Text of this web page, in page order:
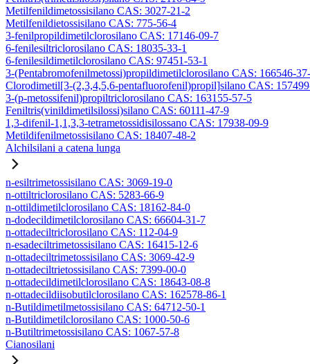
Metilfenildimetossisilano CAS: 3027-21-2
Metilfenildietossisilano CAS: 775-56-4
3-fenilpropildimetilclorosilano CAS: 17146-09-7
6-fenilesiltriclorosilano CAS: 18035-33-1
6-fenilesildimetilclorosilano CAS: 97451-53-1
3-(Pentabromofenilmetossi)propildimetilclorosilano CAS: 166546-
Clorodimetil[3-(2,3,4,5,6-pentafluorofenil)propil]silano CAS:
3-(p-metossifenil)propiltriclorosilano CAS: 163155-57-5
Feniltris(vinildimetilsilossi)silano CAS: 60111-47-9
1,3-difenil-1,1,3,3-tetrametossidisilossano CAS: 17938-09-9
Metildifenilmetossisilano CAS: 18407-48-2
Alchilsilani a catena lunga
n-esiltrimetossisilano CAS: 3069-19-0
n-ottiltriclorosilano CAS: 5283-66-9
n-ottildimetilclorosilano CAS: 18162-84-0
n-dodecildimetilclorosilano CAS: 66604-31-7
n-ottadeciltriclorosilano CAS: 112-04-9
n-esadeciltrimetossisilano CAS: 16415-12-6
n-ottadeciltrimetossisilano CAS: 3069-42-9
n-ottadeciltrietossisilano CAS: 7399-00-0
n-ottadecildimetilclorosilano CAS: 18643-08-8
n-ottadecildiisobutilclorosilano CAS: 162578-86-1
n-Butildimetilmetossisilano CAS: 64712-50-1
n-Butildimetilclorosilano CAS: 1000-50-6
n-Butiltrimetossisilano CAS: 1067-57-8
Cianosilani